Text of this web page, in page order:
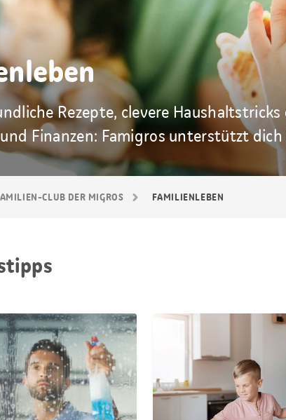
Rezepte, clevere
Finanzen: Famigros unterstützt
CLUB DER MIGROS FAMILIEN­LEBEN